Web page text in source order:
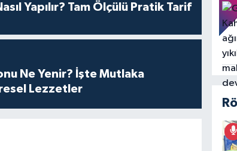
Yapılır? Tam Ölçülü Pratik Tarif
Ne Yenir? İşte Mutlaka
Lezzetler